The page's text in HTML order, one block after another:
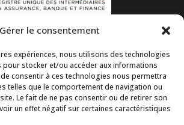
Gérer le consentement
expériences, nous utilisons des technologies
pour stocker et/ou accéder aux informations
consentir à ces technologies nous permettra
telles que le comportement de navigation ou
Le fait de ne pas consentir ou de retirer son
un effet négatif sur certaines caractéristiques